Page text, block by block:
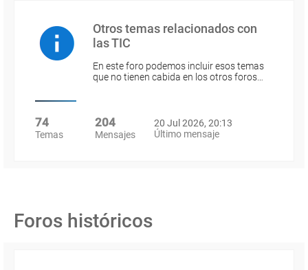
Otros temas relacionados con
las TIC
En este foro podemos incluir esos temas
que no tienen cabida en los otros foros…
74
Temas
204
Mensajes
20 Jul 2026, 20:13
Último mensaje
Foros históricos